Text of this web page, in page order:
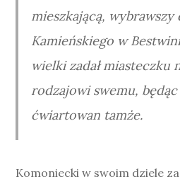
mieszkającą,
Kamieńskiego w
wielki zadał miasteczku
rodzajowi swemu,
ćwiartowan tamże.
Komoniecki w swoim dziele